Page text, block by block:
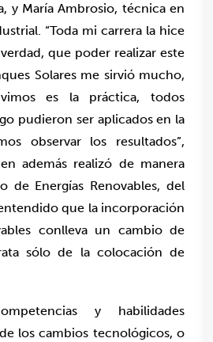
y María Ambrosio, técnica en
“Toda mi carrera la hice
que poder realizar este
Solares me sirvió mucho,
es la práctica, todos
pudieron ser aplicados en la
observar los resultados”,
además realizó de manera
de Energías Renovables, del
que la incorporación
conlleva un cambio de
sólo de la colocación de
y habilidades
los cambios tecnológicos, o